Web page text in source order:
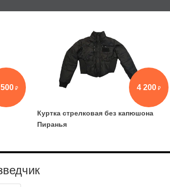
4 200
Куртка стрелковая без капюшона
Пиранья